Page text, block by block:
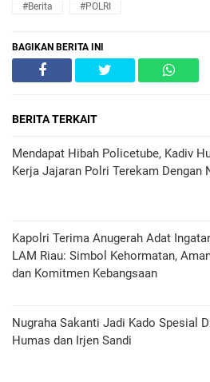
#Berita #POLRI
BAGIKAN BERITA INI
BERITA TERKAIT
Mendapat Hibah Policetube, Kadiv
Kerja Jajaran Polri Terekam Dengan
Kapolri Terima Anugerah Adat
LAM Riau: Simbol Kehormatan,
dan Komitmen Kebangsaan
Nugraha Sakanti Jadi Kado Spesial
Humas dan Irjen Sandi